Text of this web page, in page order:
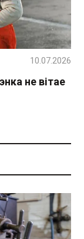
не вітае
10.07.2026